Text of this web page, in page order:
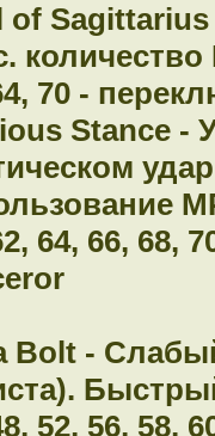
of
количество
70 -
Stance -
64, 66, 68,
Bolt -
52, 56, 58,